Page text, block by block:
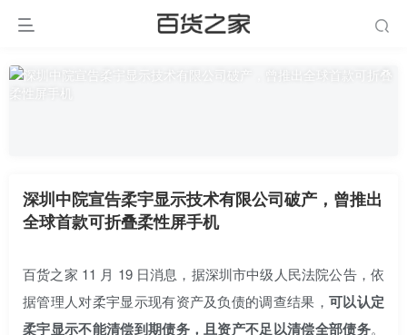
深圳中院宣告柔宇显示技术有限公司破产，曾推出
全球首款可折叠柔性屏手机
百货之家 11 月 19 日消息，据深圳市中级人民法院公告，依
据管理人对柔宇显示现有资产及负债的调查结果，可以认定
柔宇显示不能清偿到期债务，且资产不足以清偿全部债务。